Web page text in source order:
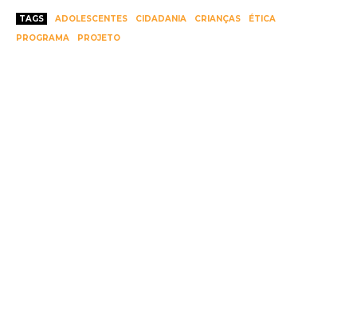
TAGS ADOLESCENTES CIDADANIA CRIANÇAS
ÉTICA
PROGRAMA
PROJETO